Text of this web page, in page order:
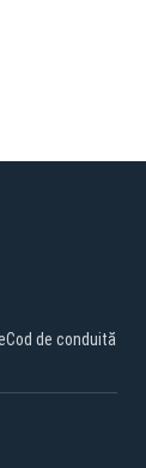
Cod de conduită